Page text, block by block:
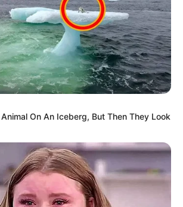
On An Iceberg, But Then They Look